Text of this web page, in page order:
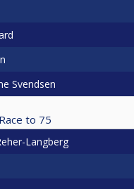
Svendsen
Race to 75
Langberg